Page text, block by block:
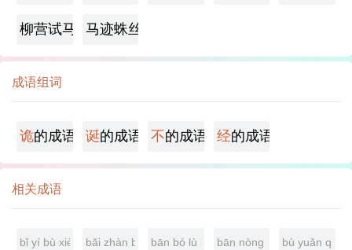
柳营试马 马迹蛛丝
成语组词
诡的成语 诞的成语 不的成语 经的成语
相关成语
bǐ yí bù xiè bǎi zhàn bù dàibān bó lù lí bān nòng shì fēibù yuǎn qiān